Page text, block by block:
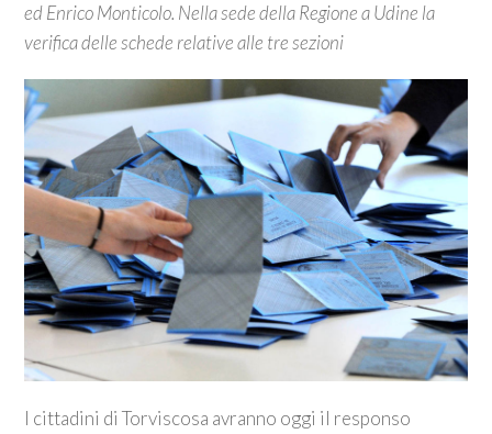
ed Enrico Monticolo. Nella sede della Regione a Udine la
verifica delle schede relative alle tre sezioni
I cittadini di Torviscosa avranno oggi il responso